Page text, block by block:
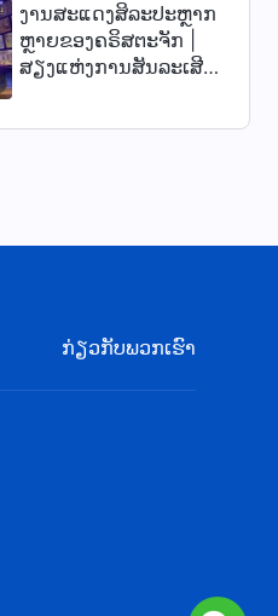
ງານສະແດງສິລະປະຫຼາກ
ຫຼາຍຂອງຄຣິສຕະຈັກ |
ສຽງແຫ່ງການສັນລະເສີນ,
ກ່ຽວກັບພວກເຮົາ